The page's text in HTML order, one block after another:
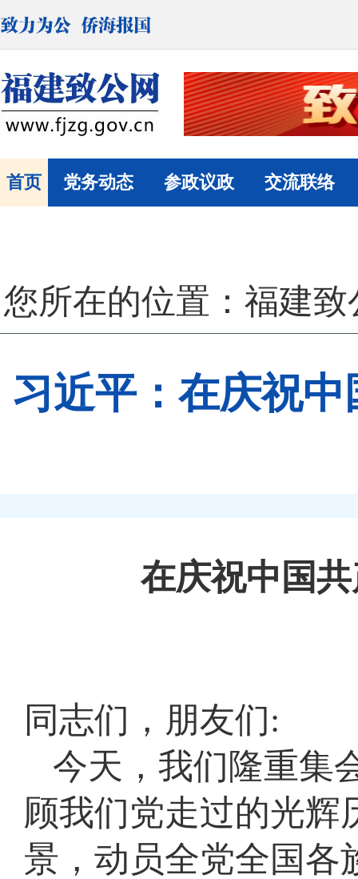
首页 党务动态 参政议政 交流联络
您所在的位置： 福建致
习近平：​在庆祝
在庆祝中国
:同志们，朋友们
今天，我们隆重集
顾我们党走过的光辉
景，动员全党全国各